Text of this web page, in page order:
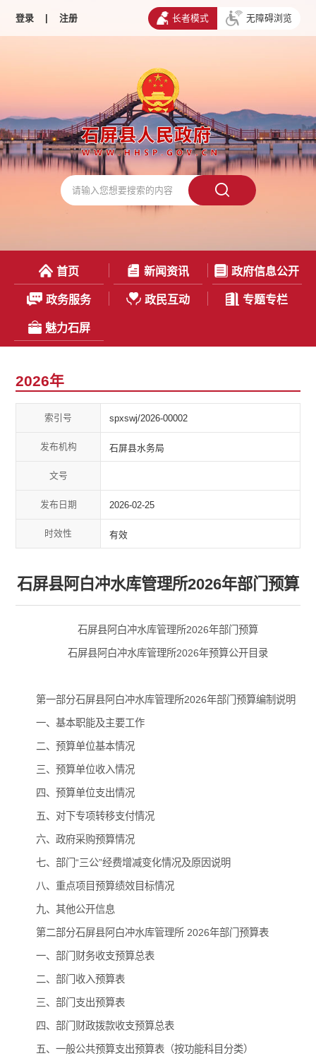
登录 | 注册 长者模式 无障碍浏览
首页 新闻资讯 政府信息公开
政务服务 政民互动 专题专栏
魅力石屏
2026年
索引号 spxswj/2026-00002
发布机构 石屏县水务局
文号
发布日期 2026-02-25
时效性 有效
石屏县阿白冲水库管理所2026年部门预算
石屏县阿白冲水库管理所2026年部门预算
石屏县阿白冲水库管理所2026年预算公开目录
第一部分石屏县阿白冲水库管理所2026年部门预算编制说明
一、基本职能及主要工作
二、预算单位基本情况
三、预算单位收入情况
四、预算单位支出情况
五、对下专项转移支付情况
六、政府采购预算情况
七、部门“三公”经费增减变化情况及原因说明
八、重点项目预算绩效目标情况
九、其他公开信息
第二部分石屏县阿白冲水库管理所 2026年部门预算表
一、部门财务收支预算总表
二、部门收入预算表
三、部门支出预算表
四、部门财政拨款收支预算总表
五、一般公共预算支出预算表（按功能科目分类）